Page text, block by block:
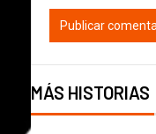
MÁS HISTORIAS